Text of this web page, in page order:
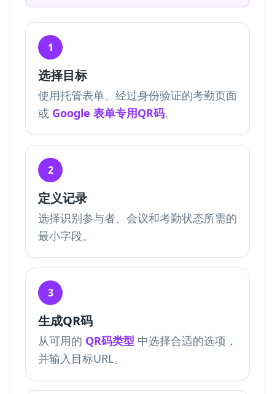
1
选择目标
使用托管表单、经过身份验证的考勤页面
或 Google 表单专用QR码。
2
定义记录
选择识别参与者、会议和考勤状态所需的
最小字段。
3
生成QR码
从可用的 QR码类型 中选择合适的选项，
并输入目标URL。